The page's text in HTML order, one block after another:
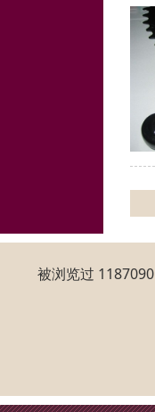
被浏览过